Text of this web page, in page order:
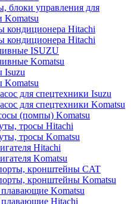
блоки управления для
Komatsu
кондиционера Hitachi
кондиционера Hitachi
ISUZU
Komatsu
Isuzu
Komatsu
для спецтехники Isuzu
для спецтехники Komatsu
(помпы) Komatsu
тросы Hitachi
тросы Komatsu
Hitachi
Komatsu
кронштейны CAT
кронштейны Komatsu
Komatsu
Hitachi